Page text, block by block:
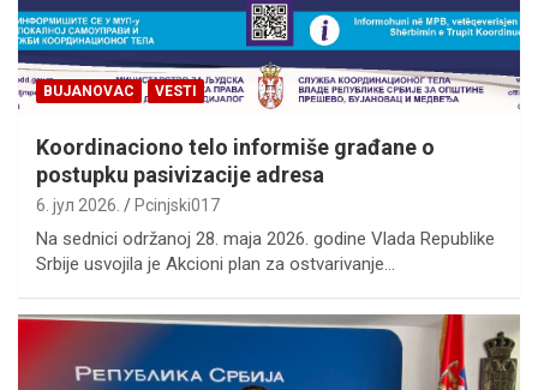
BUJANOVAC VESTI
Koordinaciono telo informiše građane o
postupku pasivizacije adresa
6. јул 2026. Pcinjski017
Na sednici održanoj 28. maja 2026. godine Vlada Republike
Srbije usvojila je Akcioni plan za ostvarivanje…